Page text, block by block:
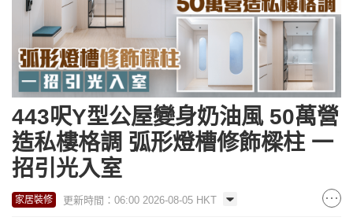
443呎Y型公屋變身奶油風 50萬營
造私樓格調 弧形燈槽修飾樑柱 一
招引光入室
家居裝修 更新時間：06:00 2026-08-05 HKT